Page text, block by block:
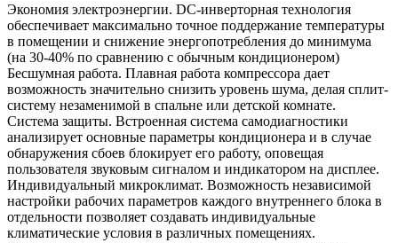
Экономия электроэнергии. DC-инверторная технология
обеспечивает максимально точное поддержание температуры
в помещении и снижение энергопотребления до минимума
(на 30-40% по сравнению с обычным кондиционером)
Бесшумная работа. Плавная работа компрессора дает
возможность значительно снизить уровень шума, делая сплит-
систему незаменимой в спальне или детской комнате.
Система защиты. Встроенная система самодиагностики
анализирует основные параметры кондиционера и в случае
обнаружения сбоев блокирует его работу, оповещая
пользователя звуковым сигналом и индикатором на дисплее.
Индивидуальный микроклимат. Возможность независимой
настройки рабочих параметров каждого внутреннего блока в
отдельности позволяет создавать индивидуальные
климатические условия в различных помещениях.